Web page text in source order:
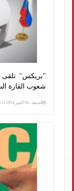
"بريكس" تلقى
شعوب القارة
الجمعة، 04 أكتوبر 2024 03:11 م